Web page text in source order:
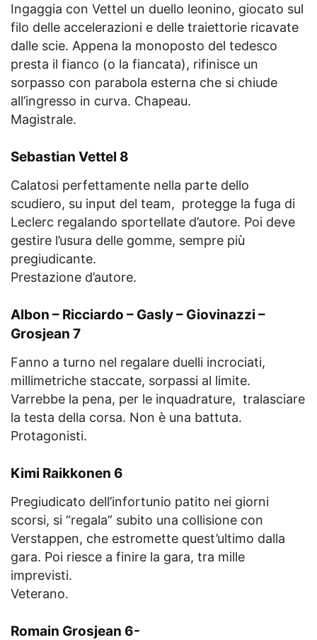
Ingaggia con Vettel un duello leonino, giocato sul
filo delle accelerazioni e delle traiettorie ricavate
dalle scie. Appena la monoposto del tedesco
presta il fianco (o la fiancata), rifinisce un
sorpasso con parabola esterna che si chiude
all’ingresso in curva. Chapeau.
Magistrale.
Sebastian Vettel 8
Calatosi perfettamente nella parte dello
scudiero, su input del team, protegge la fuga di
Leclerc regalando sportellate d’autore. Poi deve
gestire l’usura delle gomme, sempre più
pregiudicante.
Prestazione d’autore.
Albon – Ricciardo – Gasly – Giovinazzi –
Grosjean 7
Fanno a turno nel regalare duelli incrociati,
millimetriche staccate, sorpassi al limite.
Varrebbe la pena, per le inquadrature, tralasciare
la testa della corsa. Non è una battuta.
Protagonisti.
Kimi Raikkonen 6
Pregiudicato dell’infortunio patito nei giorni
scorsi, si “regala” subito una collisione con
Verstappen, che estromette quest’ultimo dalla
gara. Poi riesce a finire la gara, tra mille
imprevisti.
Veterano.
Romain Grosjean 6-